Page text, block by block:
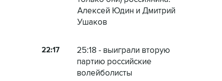
Алексей Юдин и Дмитрий
Ушаков
22:17
25:18 - выиграли вторую
партию российские
волейболисты